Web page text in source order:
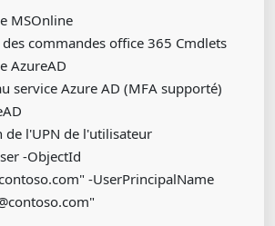
MSOnline
commandes office 365 Cmdlets
AzureAD
service Azure AD (MFA supporté)
l'UPN de l'utilisateur
-ObjectId
-UserPrincipalName